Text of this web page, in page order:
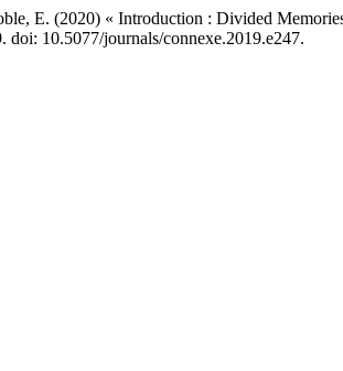
E. (2020) « Introduction : Divided
doi: 10.5077/journals/connexe.2019.e247.